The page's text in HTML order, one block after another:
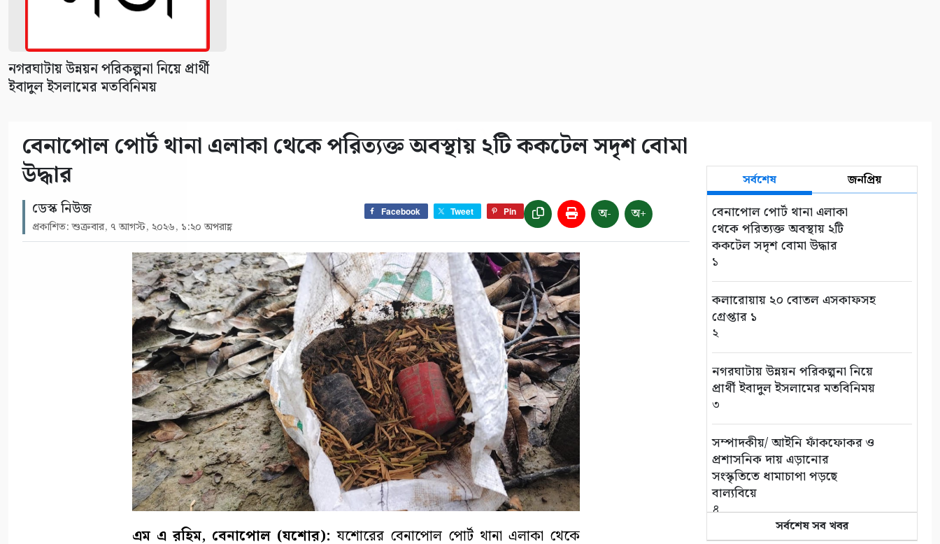
নগরঘাটায় উন্নয়ন পরিকল্পনা নিয়ে প্রার্থী
ইবাদুল ইসলামের মতবিনিময়
বেনাপোল পোর্ট থানা এলাকা থেকে পরিত্যক্ত অবস্থায় ২টি ককটেল সদৃশ বোমা
উদ্ধার
ডেস্ক নিউজ
প্রকাশিত: শুক্রবার, ৭ আগস্ট, ২০২৬, ১:২০ অপরাহ্ণ
Facebook Tweet Pin অ- অ+
এম এ রহিম, বেনাপোল (যশোর): যশোরের বেনাপোল পোর্ট থানা এলাকা থেকে
সর্বশেষ জনপ্রিয়
বেনাপোল পোর্ট থানা এলাকা
থেকে পরিত্যক্ত অবস্থায় ২টি
ককটেল সদৃশ বোমা উদ্ধার
১
কলারোয়ায় ২০ বোতল এসকাফসহ
গ্রেপ্তার ১
২
নগরঘাটায় উন্নয়ন পরিকল্পনা নিয়ে
প্রার্থী ইবাদুল ইসলামের মতবিনিময়
৩
সম্পাদকীয়/ আইনি ফাঁকফোকর ও
প্রশাসনিক দায় এড়ানোর
সংস্কৃতিতে ধামাচাপা পড়ছে
বাল্যবিয়ে
৪
সর্বশেষ সব খবর